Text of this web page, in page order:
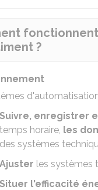
?
Suivre, enregistrer
temps horaire, les
des systèmes
Ajuster les systèmes
Situer l'efficacité